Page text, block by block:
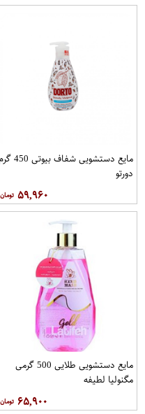
مایع دستشویی شفاف
دورتو
۵۹,۹۶۰
مایع دستشویی طلایی 500 گرمی
مگنولیا لطیفه
۶۵,۹۰۰